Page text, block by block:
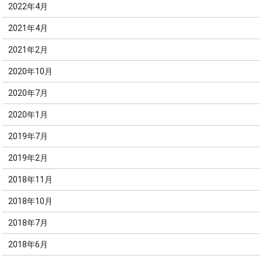
2022年4月
2021年4月
2021年2月
2020年10月
2020年7月
2020年1月
2019年7月
2019年2月
2018年11月
2018年10月
2018年7月
2018年6月